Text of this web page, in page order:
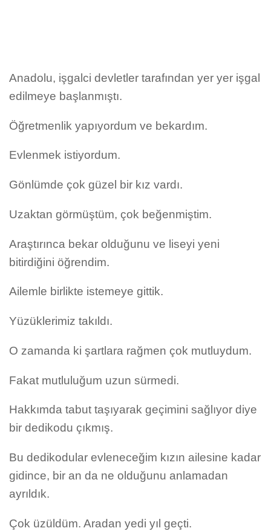
Anadolu, işgalci devletler tarafından yer yer işgal
edilmeye başlanmıştı.
Öğretmenlik yapıyordum ve bekardım.
Evlenmek istiyordum.
Gönlümde çok güzel bir kız vardı.
Uzaktan görmüştüm, çok beğenmiştim.
Araştırınca bekar olduğunu ve liseyi yeni
bitirdiğini öğrendim.
Ailemle birlikte istemeye gittik.
Yüzüklerimiz takıldı.
O zamanda ki şartlara rağmen çok mutluydum.
Fakat mutluluğum uzun sürmedi.
Hakkımda tabut taşıyarak geçimini sağlıyor diye
bir dedikodu çıkmış.
Bu dedikodular evleneceğim kızın ailesine kadar
gidince, bir an da ne olduğunu anlamadan
ayrıldık.
Çok üzüldüm. Aradan yedi yıl geçti.